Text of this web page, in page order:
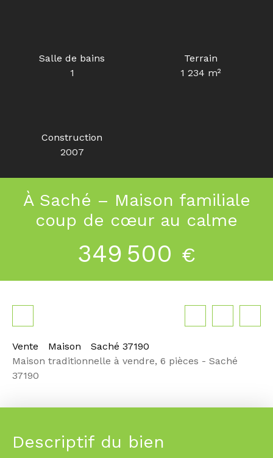
Salle de bains
1
Terrain
1 234 m²
Construction
2007
À Saché – Maison familiale
coup de cœur au calme
349 500 €
Vente Maison
Saché 37190
Maison traditionnelle à vendre, 6 pièces - Saché
37190
Descriptif du bien